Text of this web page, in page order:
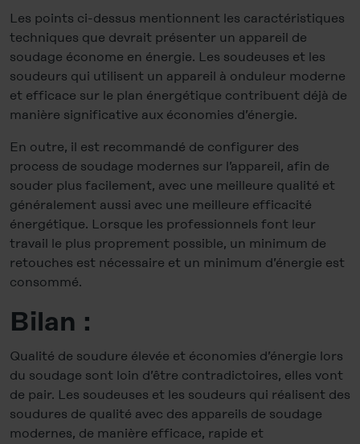
Les points ci-dessus mentionnent les caractéristiques
techniques que devrait présenter un appareil de
soudage économe en énergie. Les soudeuses et les
soudeurs qui utilisent un appareil à onduleur moderne
et efficace sur le plan énergétique contribuent déjà de
manière significative aux économies d’énergie.
En outre, il est recommandé de configurer des
process de soudage modernes sur l’appareil, afin de
souder plus facilement, avec une meilleure qualité et
généralement aussi avec une meilleure efficacité
énergétique. Lorsque les professionnels font leur
travail le plus proprement possible, un minimum de
retouches est nécessaire et un minimum d’énergie est
consommé.
Bilan :
Qualité de soudure élevée et économies d’énergie lors
du soudage sont loin d’être contradictoires, elles vont
de pair. Les soudeuses et les soudeurs qui réalisent des
soudures de qualité avec des appareils de soudage
modernes, de manière efficace, rapide et